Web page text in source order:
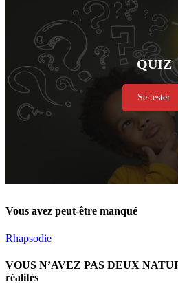
QUIZ
Se tester
Vous avez peut-être manqué
Rhapsodie
VOUS N’AVEZ PAS DEUX
réalités